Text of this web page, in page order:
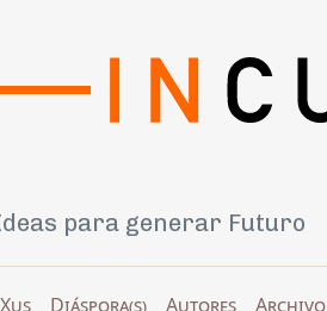
para generar Futuro
Diáspora(s) Autores Archivo